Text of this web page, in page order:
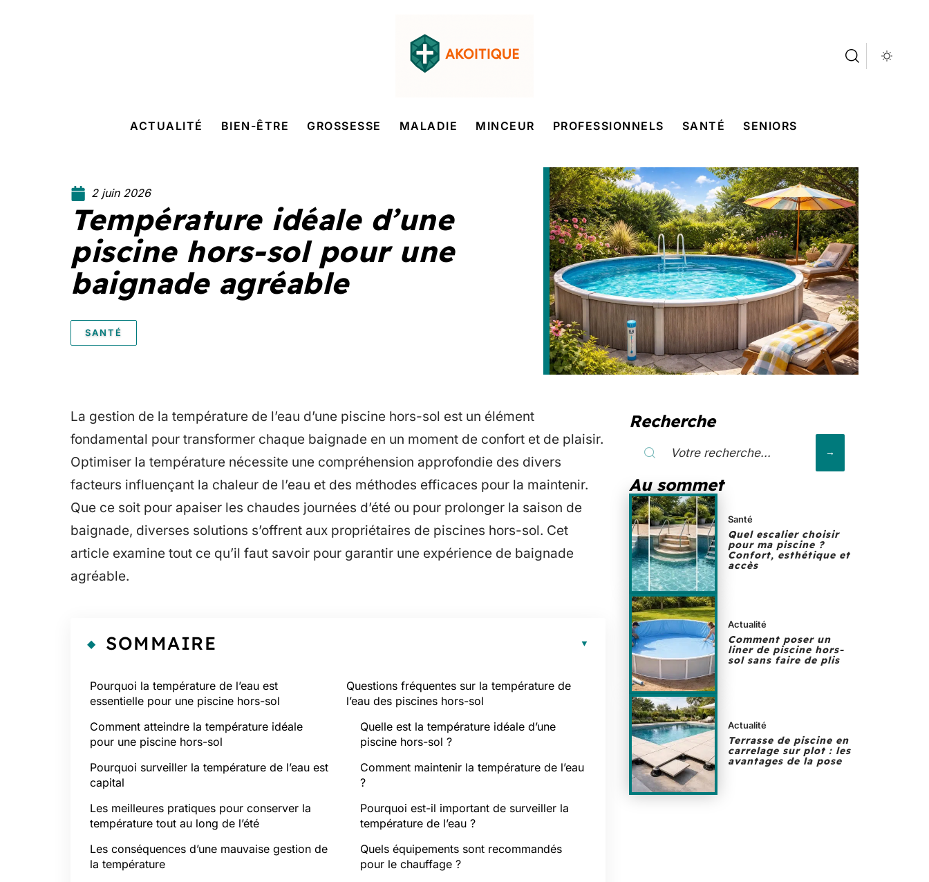
ACTUALITÉ BIEN-ÊTRE GROSSESSE MALADIE MINCEUR PROFESSIONNELS SANTÉ SENIORS
2 juin 2026
Température idéale d’une
piscine hors-sol pour une
baignade agréable
SANTÉ
La gestion de la température de l’eau d’une piscine hors-sol est un élément
fondamental pour transformer chaque baignade en un moment de confort et de plaisir.
Optimiser la température nécessite une compréhension approfondie des divers
facteurs influençant la chaleur de l’eau et des méthodes efficaces pour la maintenir.
Que ce soit pour apaiser les chaudes journées d’été ou pour prolonger la saison de
baignade, diverses solutions s’offrent aux propriétaires de piscines hors-sol. Cet
article examine tout ce qu’il faut savoir pour garantir une expérience de baignade
agréable.
SOMMAIRE
Pourquoi la température de l’eau est
essentielle pour une piscine hors-sol
Comment atteindre la température idéale
pour une piscine hors-sol
Pourquoi surveiller la température de l’eau est
capital
Les meilleures pratiques pour conserver la
température tout au long de l’été
Les conséquences d’une mauvaise gestion de
la température
Questions fréquentes sur la température de
l’eau des piscines hors-sol
Quelle est la température idéale d’une
piscine hors-sol ?
Comment maintenir la température de l’eau
?
Pourquoi est-il important de surveiller la
température de l’eau ?
Quels équipements sont recommandés
pour le chauffage ?
Recherche
Au sommet
Santé
Quel escalier choisir
pour ma piscine ?
Confort, esthétique et
accès
Actualité
Comment poser un
liner de piscine hors-
sol sans faire de plis
Actualité
Terrasse de piscine en
carrelage sur plot : les
avantages de la pose